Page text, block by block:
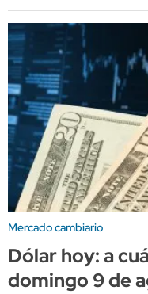
Mercado cambiario
Dólar hoy: a
domingo 9 de